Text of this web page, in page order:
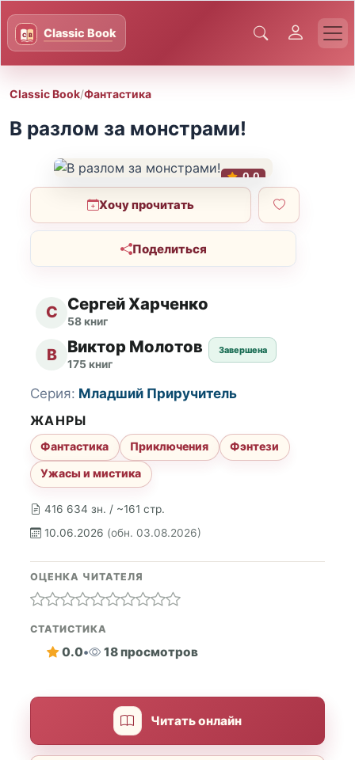
Classic Book/Фантастика
В разлом за монстрами!
0.0
Хочу прочитать
Поделиться
С Сергей Харченко
58 книг
В Виктор Молотов
175 книг
Завершена
416 634 зн. / ~161 стр.
10.06.2026 (обн. 03.08.2026)
Серия: Младший Приручитель
ЖАНРЫ
Фантастика Приключения
Фэнтези
Ужасы и мистика
ОЦЕНКА ЧИТАТЕЛЯ
СТАТИСТИКА
0.0• 18 просмотров
Читать онлайн